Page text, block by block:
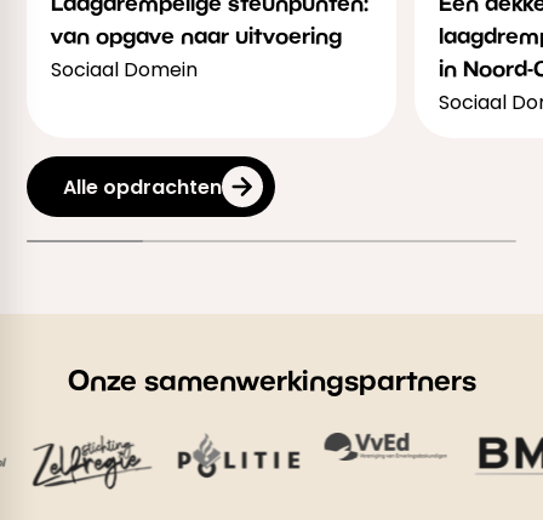
van opgave naar uitvoering
Sociaal Domein
in
Sociaal
Alle opdrachten
Onze samenwerkingspartners